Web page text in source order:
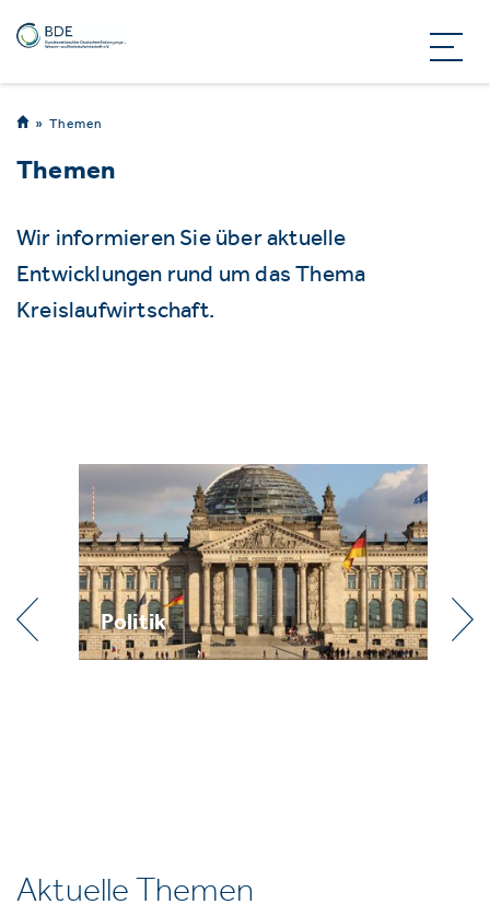
Themen
Themen
Wir informieren Sie über aktuelle
Entwicklungen rund um das Thema
Kreislaufwirtschaft.
Politik
Aktuelle Themen